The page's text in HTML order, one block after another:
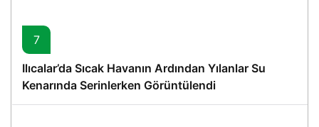
7
Ilıcalar’da Sıcak Havanın Ardından Yılanlar Su
Kenarında Serinlerken Görüntülendi